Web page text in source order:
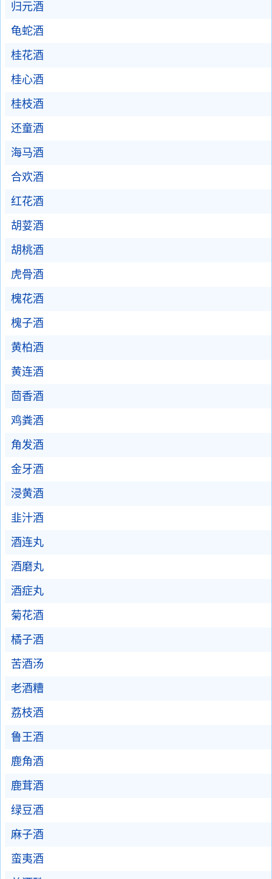
归元酒
龟蛇酒
桂花酒
桂心酒
桂枝酒
还童酒
海马酒
合欢酒
红花酒
胡荽酒
胡桃酒
虎骨酒
槐花酒
槐子酒
黄柏酒
黄连酒
茴香酒
鸡粪酒
角发酒
金牙酒
浸黄酒
韭汁酒
酒连丸
酒磨丸
酒症丸
菊花酒
橘子酒
苦酒汤
老酒糟
荔枝酒
鲁王酒
鹿角酒
鹿茸酒
绿豆酒
麻子酒
蛮夷酒